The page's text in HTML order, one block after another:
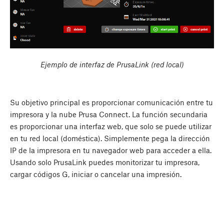
Ejemplo de interfaz de PrusaLink (red local)
Su objetivo principal es proporcionar comunicación entre tu
impresora y la nube Prusa Connect. La función secundaria
es proporcionar una interfaz web, que solo se puede utilizar
en tu red local (doméstica). Simplemente pega la dirección
IP de la impresora en tu navegador web para acceder a ella.
Usando solo PrusaLink puedes monitorizar tu impresora,
cargar códigos G, iniciar o cancelar una impresión.